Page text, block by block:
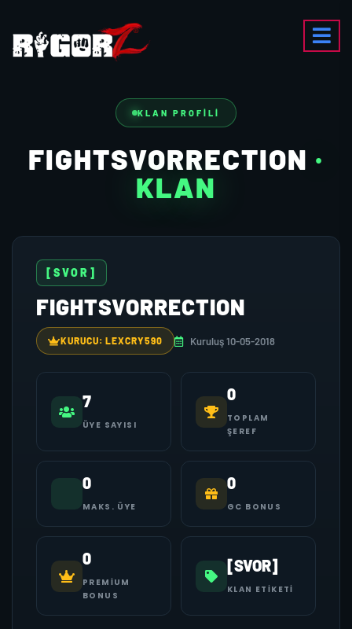
KLAN PROFILI
FIGHTSVORRECTION ·
KLAN
[SVOR]
FIGHTSVORRECTION
KURUCU: LEXCRY590 Kuruluş 10-05-2018
7
ÜYE SAYISI
0
TOPLAM
ŞEREF
0
MAKS. ÜYE
0
GC BONUS
0
PREMIUM
BONUS
[SVOR]
KLAN ETIKETI